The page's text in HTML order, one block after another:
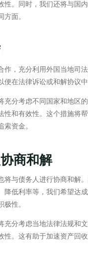
性。同时，我们还将与国
面。
作，充分利用外国当地司
便在法律诉讼或和解协议中
充分考虑不同国家和地区
性和有效性。这个措施将
资金。
商和解
将与债务人进行协商和解
降低利率等，我们希望达
性。
充分考虑当地法律法规和
性。这有助于加速资产回